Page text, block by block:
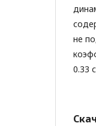
не
0.33 с